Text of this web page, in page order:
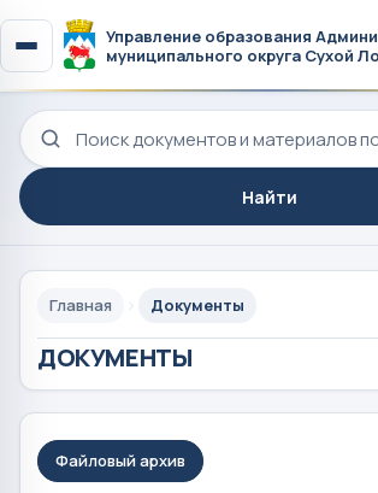
Управление образования
муниципального округа Сухой
Поиск по сайту
Найти
Главная Документы
ДОКУМЕНТЫ
Файловый архив